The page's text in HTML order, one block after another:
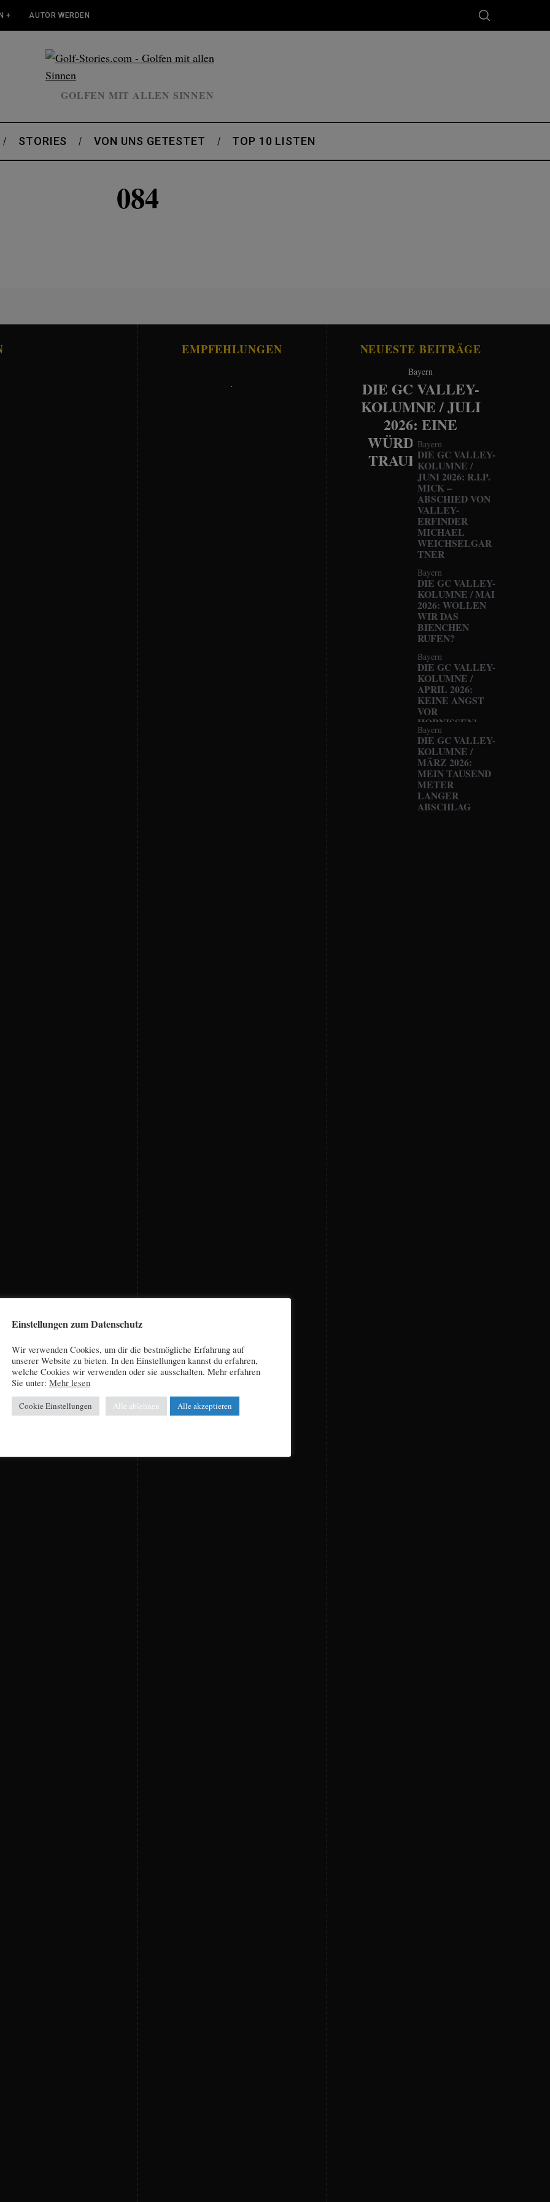
+ AUTOR WERDEN
GOLFEN MIT ALLEN SINNEN
STORIES VON UNS GETESTET TOP 10 LISTEN
084
EMPFEHLUNGEN
.
NEUESTE BEITRÄGE
Bayern
DIE GC VALLEY-
KOLUMNE / JULI
2026: EINE
WÜRDEVOLLE
TRAUERFEIER
Bayern
DIE GC VALLEY-
KOLUMNE /
JUNI 2026: R.I.P.
MICK –
ABSCHIED VON
VALLEY-
ERFINDER
MICHAEL
WEICHSELGAR
TNER
Bayern
DIE GC VALLEY-
KOLUMNE / MAI
2026: WOLLEN
WIR DAS
BIENCHEN
RUFEN?
Bayern
DIE GC VALLEY-
KOLUMNE /
APRIL 2026:
KEINE ANGST
VOR
HORNISSEN!
Bayern
DIE GC VALLEY-
KOLUMNE /
MÄRZ 2026:
MEIN TAUSEND
METER
LANGER
ABSCHLAG
Einstellungen zum Datenschutz
Wir verwenden Cookies, um dir die bestmögliche Erfahrung auf
unserer Website zu bieten. In den Einstellungen kannst du erfahren,
welche Cookies wir verwenden oder sie ausschalten. Mehr erfahren
Sie unter: Mehr lesen
Cookie Einstellungen Alle ablehnen Alle akzeptieren